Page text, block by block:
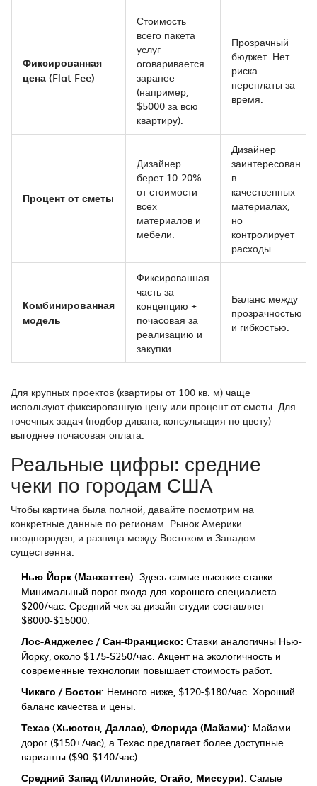
Фиксированная
цена (Flat Fee)
Стоимость
всего пакета
услуг
оговаривается
заранее
(например,
$5000 за всю
квартиру).
Прозрачный
бюджет. Нет
риска
переплаты за
время.
Процент от сметы
Дизайнер
берет 10-20%
от стоимости
всех
материалов и
мебели.
Дизайнер
заинтересован
в
качественных
материалах,
но
контролирует
расходы.
Комбинированная
модель
Фиксированная
часть за
концепцию +
почасовая за
реализацию и
закупки.
Баланс между
прозрачностью
и гибкостью.
Для крупных проектов (квартиры от 100 кв. м) чаще
используют фиксированную цену или процент от сметы. Для
точечных задач (подбор дивана, консультация по цвету)
выгоднее почасовая оплата.
Реальные цифры: средние
чеки по городам США
Чтобы картина была полной, давайте посмотрим на
конкретные данные по регионам. Рынок Америки
неоднороден, и разница между Востоком и Западом
существенна.
Нью-Йорк (Манхэттен): Здесь самые высокие ставки.
Минимальный порог входа для хорошего специалиста -
$200/час. Средний чек за дизайн студии составляет
$8000-$15000.
Лос-Анджелес / Сан-Франциско: Ставки аналогичны Нью-
Йорку, около $175-$250/час. Акцент на экологичность и
современные технологии повышает стоимость работ.
Чикаго / Бостон: Немного ниже, $120-$180/час. Хороший
баланс качества и цены.
Техас (Хьюстон, Даллас), Флорида (Майами): Майами
дорог ($150+/час), а Техас предлагает более доступные
варианты ($90-$140/час).
Средний Запад (Иллинойс, Огайо, Миссури): Самые